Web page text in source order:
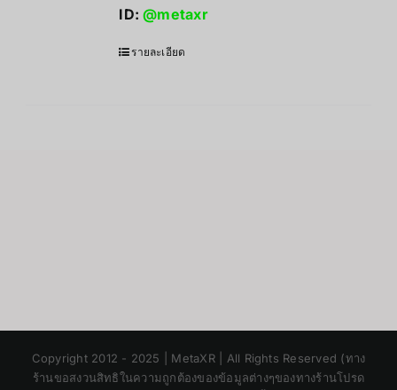
ID:@metaxr
รายละเอียด
Copyright 2012 - 2025 | MetaXR | All Rights Reserved (ทาง
ร้านขอสงวนสิทธิในความถูกต้องของข้อมูลต่างๆของทางร้านโปรด